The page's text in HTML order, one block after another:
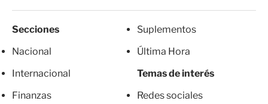
Secciones
Nacional
Internacional
Finanzas
Suplementos
Última Hora
Temas de interés
Redes sociales